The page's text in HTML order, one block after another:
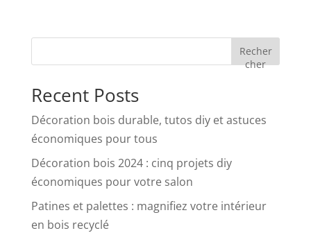
Recher
cher
Recent Posts
Décoration bois durable, tutos diy et astuces
économiques pour tous
Décoration bois 2024 : cinq projets diy
économiques pour votre salon
Patines et palettes : magnifiez votre intérieur
en bois recyclé